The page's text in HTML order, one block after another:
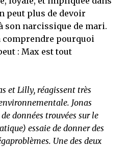
peut plus de devoir
son narcissique de mari.
comprendre pourquoi
: Max est tout
et Lilly, réagissent très
Jonas
données trouvées sur le
essaie de donner des
Une des deux